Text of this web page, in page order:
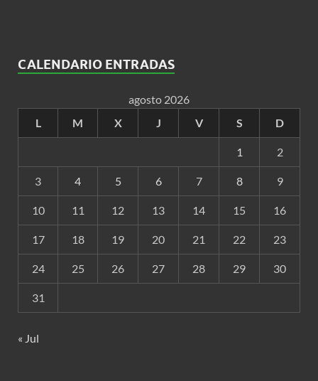
CALENDARIO ENTRADAS
agosto 2026
L
M X J V S D
1 2
3 4 5 6 7 8 9
10 11 12 13 14 15 16
17 18 19 20 21 22 23
24 25 26 27 28 29 30
31
« Jul